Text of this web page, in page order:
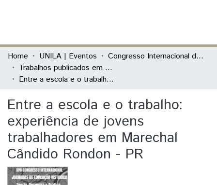
Communities & Collections
All of DSpace
Home UNILA | Eventos
Congresso Internacional das Jornadas de Educação História - Teoria, Pesquisa e Prática
Trabalhos publicados em Evento
Entre a escola e o trabalho: experiência de jovens trabalhadores em Marechal Cândido Rondon - PR
Entre a escola e o trabalho:
experiência de jovens
trabalhadores em Marechal
Cândido Rondon - PR